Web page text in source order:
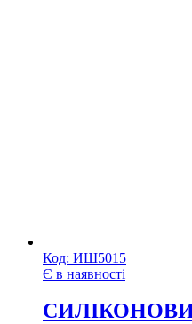
Код: ИШ5015
Є в наявності